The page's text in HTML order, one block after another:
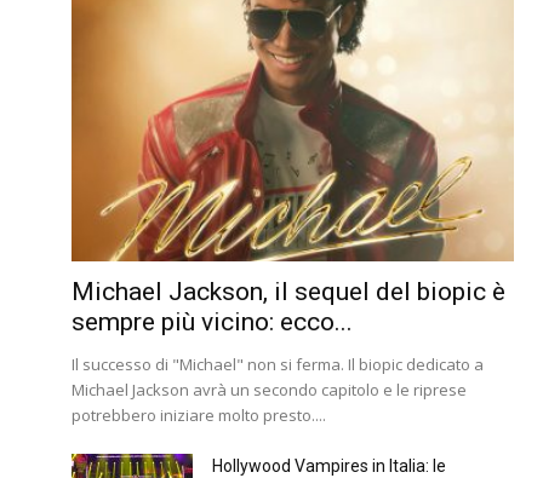
Michael Jackson, il sequel del biopic è
sempre più vicino: ecco...
Il successo di "Michael" non si ferma. Il biopic dedicato a
Michael Jackson avrà un secondo capitolo e le riprese
potrebbero iniziare molto presto....
Hollywood Vampires in Italia: le